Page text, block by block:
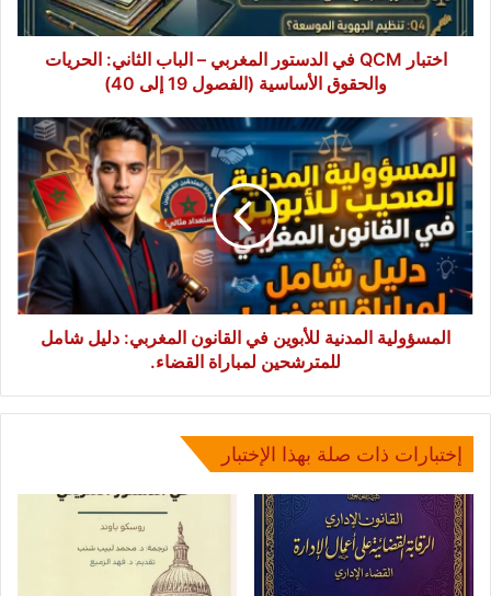
الثاني:
الحريات
والحقوق
19
إلى
40)
اختبار QCM في الدستور المغربي – الباب الثاني: الحريات
والحقوق الأساسية (الفصول 19 إلى 40)
المسؤولية
المدنية
للأبوين
القانون
المغربي:
دليل
شامل
للمترشحين
لمباراةالمسؤولية المدنية للأبوين في القانون المغربي: دليل شامل
للمترشحين لمباراة القضاء.
إختبارات ذات صلة بهذا الإختبار